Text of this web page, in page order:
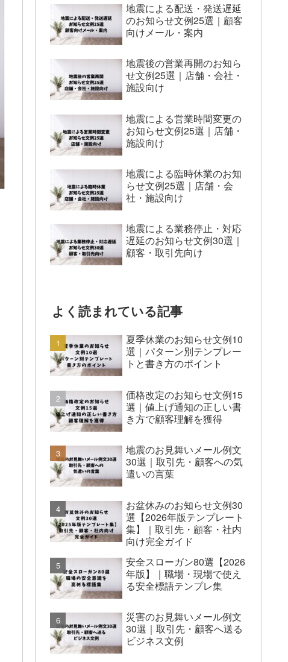
地震による配送・発送遅延
のお知らせ文例25選｜顧客
向けメール・案内
地震後の営業再開のお知ら
せ文例25選｜店舗・会社・
施設向け
地震による営業時間変更の
お知らせ文例25選｜店舗・
施設向け
地震による臨時休業のお知
らせ文例25選｜店舗・会
社・施設向け
地震による業務停止・対応
遅延のお知らせ文例30選｜
顧客・取引先向け
よく読まれている記事
夏季休業のお知らせ文例10
選｜パターン別テンプレー
トと書き方のポイント
価格改定のお知らせ文例15
選｜値上げ通知の正しい書
き方で顧客理解を獲得
地震のお見舞いメール例文
30選｜取引先・顧客への気
遣いの言葉
お盆休みのお知らせ文例30
選【2026年版テンプレート
集】｜取引先・顧客・社内
向け完全ガイド
安全スローガン80選【2026
年版】｜職場・現場で使え
る安全標語テンプレ集
災害のお見舞いメール例文
30選｜取引先・顧客へ送る
ビジネス文例